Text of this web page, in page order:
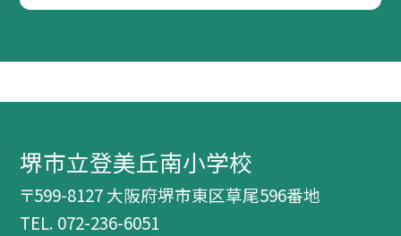
堺市立登美丘南小学校
〒599-8127 大阪府堺市東区草尾596番地
TEL. 072-236-6051